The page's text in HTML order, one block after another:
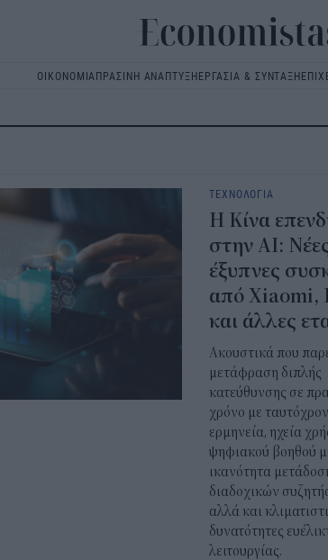
ΟΙΚΟΝΟΜΙΑΠΡΑΣΙΝΗ ΑΝΑΠΤΥΞΗΕΡΓΑΣΙΑ & ΣΥΝΤΑΞΗ
ΤΕΧΝΟΛΟΓΙΑ
Η Κίνα
στην AI:
έξυπνες
από Xiaomi,
και άλλες
Ακουστικά που
μετάφραση διπλής
κατεύθυνσης σε
χρόνο με
ερμηνεία, ηχεία
ψηφιακού βοηθού
ικανότητα
διαδοχικών
αλλά και
δυνατότητες
λειτουργίας.